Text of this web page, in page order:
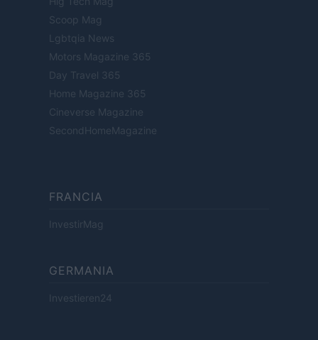
Scoop Mag
Lgbtqia News
Motors Magazine 365
Day Travel 365
Home Magazine 365
Cineverse Magazine
SecondHomeMagazine
FRANCIA
InvestirMag
GERMANIA
Investieren24